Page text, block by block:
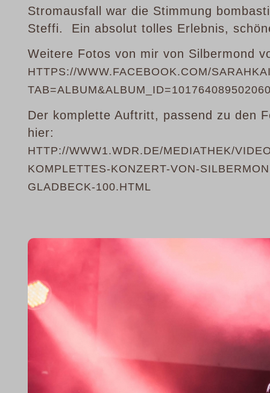
Stromausfall war die Stimmung
Steffi. Ein absolut tolles Erlebnis,
Weitere Fotos von mir von Silbermond
HTTPS://WWW.FACEBOOK.COM/
Der komplette Auftritt, passend zu den
hier:
HTTP://WWW1.WDR.DE/MEDIATHEK/
KOMPLETTES-KONZERT-VON-
GLADBECK-100.HTML